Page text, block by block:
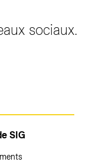
sociaux.
SIG